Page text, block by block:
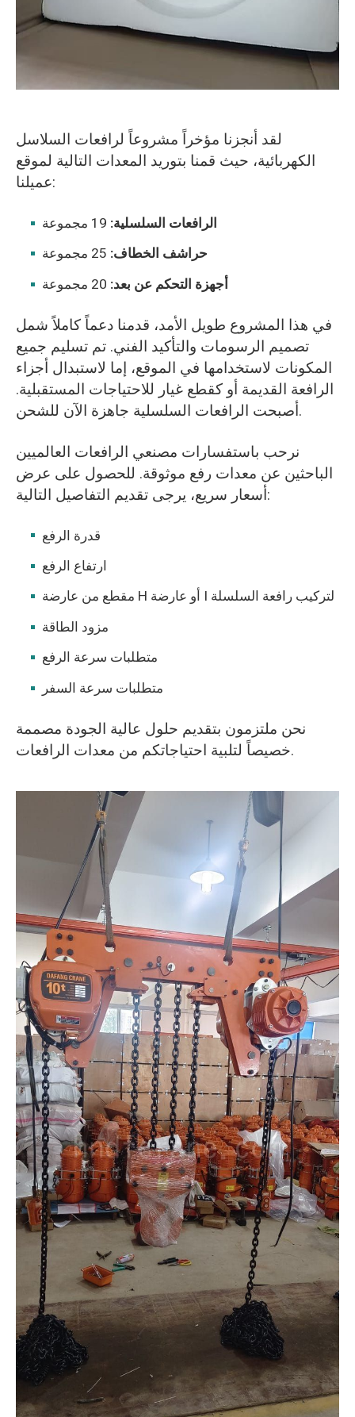
لقد أنجزنا مؤخراً مشروعاً لرافعات السلاسل
الكهربائية، حيث قمنا بتوريد المعدات التالية لموقع
عميلنا:
الرافعات السلسلية:
حراشف الخطاف:
أجهزة التحكم عن بعد:
في هذا المشروع طويل الأمد، قدمنا دعماً كاملاً شمل
تصميم الرسومات والتأكيد الفني. تم تسليم جميع
المكونات لاستخدامها في الموقع، إما لاستبدال أجزاء
الرافعة القديمة أو كقطع غيار للاحتياجات المستقبلية.
أصبحت الرافعات السلسلية جاهزة الآن للشحن.
نرحب باستفسارات مصنعي الرافعات العالميين
الباحثين عن معدات رفع موثوقة. للحصول على عرض
أسعار سريع، يرجى تقديم التفاصيل التالية:
قدرة الرفع
ارتفاع الرفع
مقطع من عارضة H أو عارضة I لتركيب رافعة السلسلة
مزود الطاقة
متطلبات سرعة الرفع
متطلبات سرعة السفر
نحن ملتزمون بتقديم حلول عالية الجودة مصممة
خصيصاً لتلبية احتياجاتكم من معدات الرافعات.